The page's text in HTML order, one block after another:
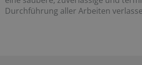
Durchführung aller Arbeiten